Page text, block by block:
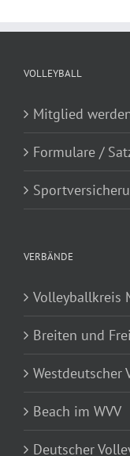
VOLLEYBALL
Mitglied
Formulare /
VERBÄNDE
Volleyballkreis
Breiten und
Westdeutscher
Beach im WVV
Deutscher